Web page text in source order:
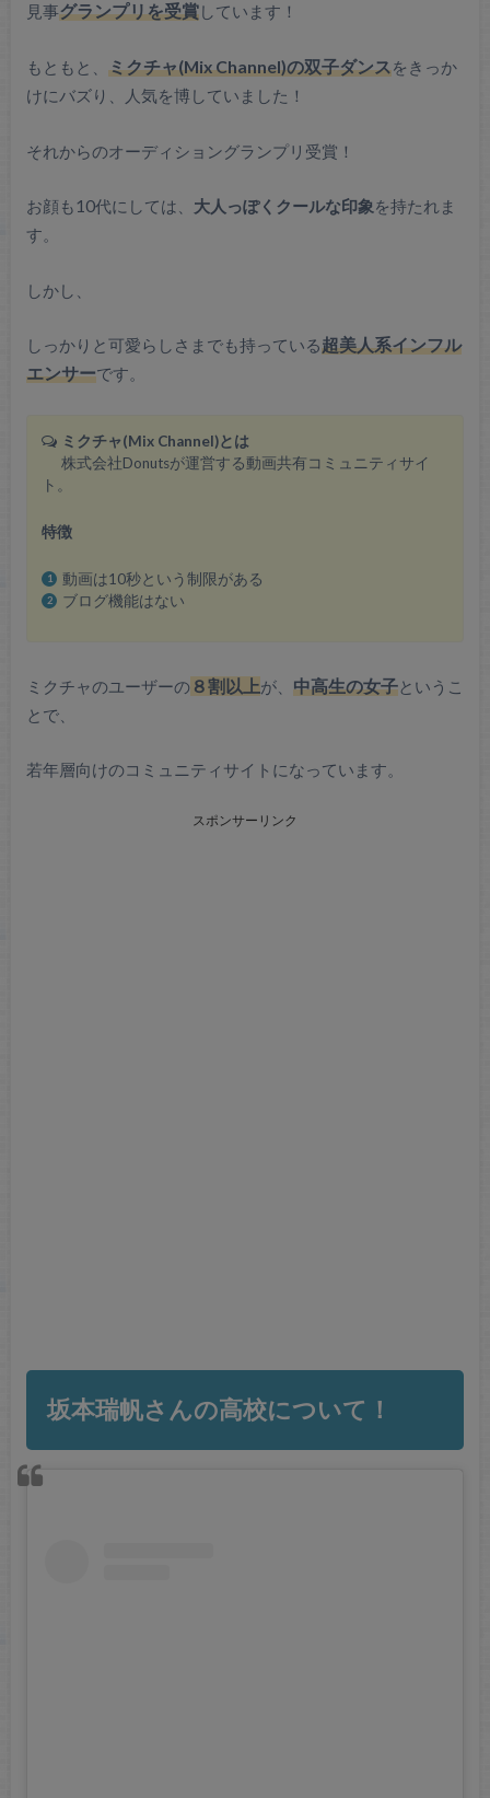
見事グランプリを受賞しています！
もともと、 ミクチャ(Mix Channel)の双子ダンスをきっか
けにバズり、人気を博していました！
それからのオーディショングランプリ受賞！
お顔も10代にしては、 大人っぽくクールな印象 を持たれま
す。
しかし、
しっかりと可愛らしさまでも持っている超美人系インフル
エンサーです。
ミクチャ(Mix Channel)とは
株式会社Donutsが運営する動画共有コミュニティサイ
ト。
特徴
動画は10秒という制限がある
ブログ機能はない
ミクチャのユーザーの８割以上が、 中高生の女子というこ
とで、
若年層向けのコミュニティサイトになっています。
スポンサーリンク
坂本瑞帆さんの高校について！